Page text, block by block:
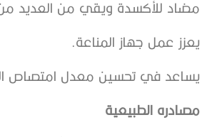
مضاد للأكسدة ويقي من العديد من
يعزز عمل جهاز المناعة.
يساعد في تحسين معدل امتصاص
مصادره الطبيعية